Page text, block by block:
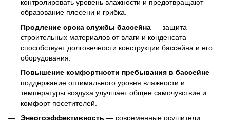
контролировать уровень влажности и предотвращают
образование плесени и грибка.
Продление срока службы бассейна — защита
строительных материалов от влаги и конденсата
способствует долговечности конструкции бассейна и его
оборудования.
Повышение комфортности пребывания в бассейне —
поддержание оптимального уровня влажности и
температуры воздуха улучшает общее самочувствие и
комфорт посетителей.
Энергоэффективность — современные осушители